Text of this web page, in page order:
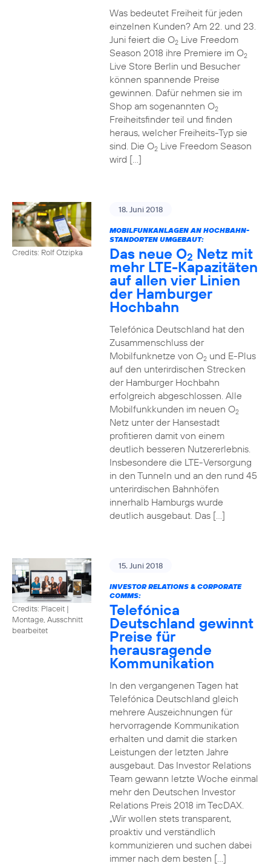
Was bedeutet Freiheit für jeden
einzelnen Kunden? Am 22. und 23.
Juni feiert die O2Live Freedom
Season 2018 ihre Premiere im O2
Live Store Berlin und Besucher
können spannende Preise
gewinnen. Dafür nehmen sie im
Shop am sogenannten O2
Freiheitsfinder teil und finden
heraus, welcher Freiheits-Typ sie
sind. Die O2Live Freedom Season
wird […]
Credits: Rolf Otzipka
18. Juni 2018
MOBILFUNKANLAGEN AN HOCHBAHN-
STANDORTEN UMGEBAUT:
Das neue O2 Netz mit
mehr LTE-Kapazitäten
auf allen vier Linien
der Hamburger
Hochbahn
Telefónica Deutschland hat den
Zusammenschluss der
Mobilfunknetze von O2und E-Plus
auf den unterirdischen Strecken
der Hamburger Hochbahn
erfolgreich abgeschlossen. Alle
Mobilfunkkunden im neuen O2
Netz unter der Hansestadt
profitieren damit von einem
deutlich besseren Nutzererlebnis.
Insbesondere die LTE-Versorgung
in den Tunneln und an den rund 45
unterirdischen Bahnhöfen
innerhalb Hamburgs wurde
deutlich ausgebaut. Das […]
Credits: Placeit |
Montage, Ausschnitt
bearbeitet
15. Juni 2018
INVESTOR RELATIONS & CORPORATE
COMMS:
Telefónica
Deutschland gewinnt
Preise für
herausragende
Kommunikation
In den vergangenen Tagen hat
Telefónica Deutschland gleich
mehrere Auszeichnungen für
hervorragende Kommunikation
erhalten und damit die starken
Leistungen der letzten Jahre
ausgebaut. Das Investor Relations
Team gewann letzte Woche einmal
mehr den Deutschen Investor
Relations Preis 2018 im TecDAX.
„Wir wollen stets transparent,
proaktiv und verständlich
kommunizieren und suchen dabei
immer nach dem besten […]